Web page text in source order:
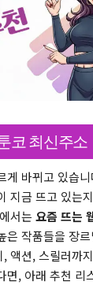
코 최신주소
게 바뀌고 있습
지금 뜨고 있는
서는 요즘 뜨는
은 작품들을 장
액션, 스릴러까
면, 아래 추천 리